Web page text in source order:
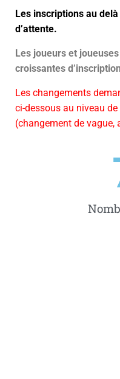
Les inscriptions au
d’attente.
Les joueurs et
croissantes
Les changements
ci-dessous au niveau de
(changement de vague,